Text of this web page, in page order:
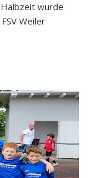
wurde
Weiler